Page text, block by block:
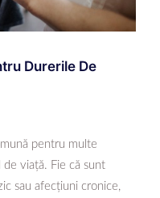
Durerile De
pentru multe
viață. Fie că sunt
sau afecțiuni cronice,